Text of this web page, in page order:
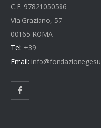
C.F. 97821050586
Via Graziano, 57
00165 ROMA
Tel: +39
Email: